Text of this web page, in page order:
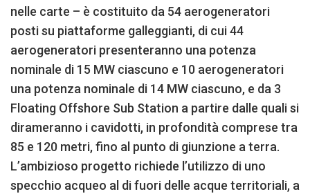
nelle carte – è costituito da 54 aerogeneratori
posti su piattaforme galleggianti, di cui 44
aerogeneratori presenteranno una potenza
nominale di 15 MW ciascuno e 10 aerogeneratori
una potenza nominale di 14 MW ciascuno, e da 3
Floating Offshore Sub Station a partire dalle quali si
dirameranno i cavidotti, in profondità comprese tra
85 e 120 metri, fino al punto di giunzione a terra.
L’ambizioso progetto richiede l’utilizzo di uno
specchio acqueo al di fuori delle acque territoriali, a